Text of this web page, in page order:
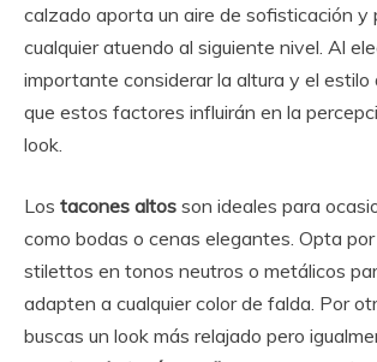
calzado aporta un aire de sofisticación y
cualquier atuendo al siguiente nivel. Al
importante considerar la altura y el estilo
que estos factores influirán en la
look.
Los tacones altos son ideales para
como bodas o cenas elegantes. Opta
stilettos en tonos neutros o metálicos
adapten a cualquier color de falda. Por
buscas un look más relajado pero